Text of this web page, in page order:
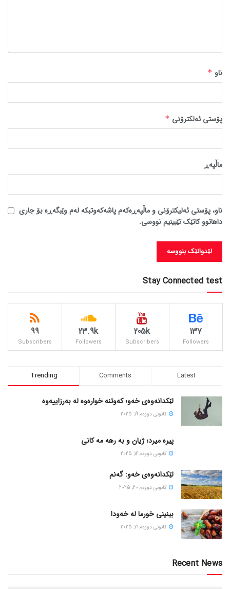
ناو *
پۆستی ئەلکترۆنی *
ماڵپه‌ڕ
ناو، پۆستی ئەلیکترۆنی و ماڵپەڕەکەم پاشەکەوتبکە لەم وێبگەڕە بۆ جاری
داهاتوو کاتێک تێبینیم نووسی.
Stay Connected test
137
Followers
205k
Subscribers
23.9k
Followers
99
Subscribers
Trending Comments Latest
لێکدانەوەی خەو؛ کەوتنە خوارەوە لە بەرزاییەوە
كانونی دووه‌م 19, 2025
پیره میرد؛ ژیان و به رهه مه کانی
كانونی دووه‌م 16, 2025
لێکدانەوەی خەو: گەنم
كانونی دووه‌م 20, 2025
بینینی خورما لە خەودا
كانونی دووه‌م 21, 2025
Recent News